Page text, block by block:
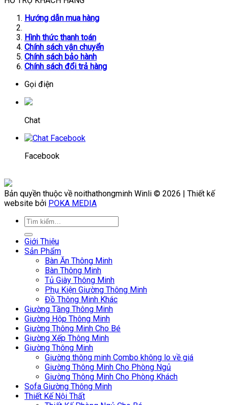
Hướng dẫn mua hàng
Hình thức thanh toán
Chính sách vận chuyển
Chính sách bảo hành
Chính sách đổi trả hàng
Gọi điện
Chat
Facebook
Bản quyền thuộc về noithathongminh Winli © 2026 | Thiết kế
website bởi POKA MEDIA
Giới Thiệu
Sản Phẩm
Bàn Ăn Thông Minh
Bàn Thông Minh
Tủ Giày Thông Minh
Phụ Kiện Giường Thông Minh
Đồ Thông Minh Khác
Giường Tầng Thông Minh
Giường Hộp Thông Minh
Giường Thông Minh Cho Bé
Giường Xếp Thông Minh
Giường Thông Minh
Giường thông minh Combo không lo về giá
Giường Thông Minh Cho Phòng Ngủ
Giường Thông Minh Cho Phòng Khách
Sofa Giường Thông Minh
Thiết Kế Nội Thất